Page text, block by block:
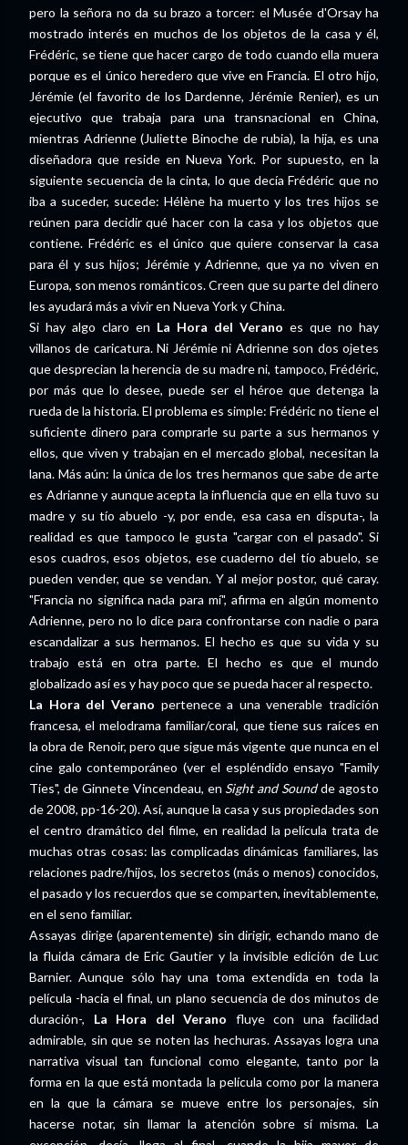
pero la señora no da su brazo a torcer: el Musée d'Orsay ha
mostrado interés en muchos de los objetos de la casa y él,
Frédéric, se tiene que hacer cargo de todo cuando ella muera
porque es el único heredero que vive en Francia. El otro hijo,
Jérémie (el favorito de los Dardenne, Jérémie Renier), es un
ejecutivo que trabaja para una transnacional en China,
mientras Adrienne (Juliette Binoche de rubia), la hija, es una
diseñadora que reside en Nueva York. Por supuesto, en la
siguiente secuencia de la cinta, lo que decía Frédéric que no
iba a suceder, sucede: Hélène ha muerto y los tres hijos se
reúnen para decidir qué hacer con la casa y los objetos que
contiene. Frédéric es el único que quiere conservar la casa
para él y sus hijos; Jérémie y Adrienne, que ya no viven en
Europa, son menos románticos. Creen que su parte del dinero
les ayudará más a vivir en Nueva York y China.
Si hay algo claro en La Hora del Verano es que no hay
villanos de caricatura. Ni Jérémie ni Adrienne son dos ojetes
que desprecian la herencia de su madre ni, tampoco, Frédéric,
por más que lo desee, puede ser el héroe que detenga la
rueda de la historia. El problema es simple: Frédéric no tiene el
suficiente dinero para comprarle su parte a sus hermanos y
ellos, que viven y trabajan en el mercado global, necesitan la
lana. Más aún: la única de los tres hermanos que sabe de arte
es Adrianne y aunque acepta la influencia que en ella tuvo su
madre y su tío abuelo -y, por ende, esa casa en disputa-, la
realidad es que tampoco le gusta "cargar con el pasado". Si
esos cuadros, esos objetos, ese cuaderno del tío abuelo, se
pueden vender, que se vendan. Y al mejor postor, qué caray.
"Francia no significa nada para mí", afirma en algún momento
Adrienne, pero no lo dice para confrontarse con nadie o para
escandalizar a sus hermanos. El hecho es que su vida y su
trabajo está en otra parte. El hecho es que el mundo
globalizado así es y hay poco que se pueda hacer al respecto.
La Hora del Verano pertenece a una venerable tradición
francesa, el melodrama familiar/coral, que tiene sus raíces en
la obra de Renoir, pero que sigue más vigente que nunca en el
cine galo contemporáneo (ver el espléndido ensayo "Family
Ties", de Ginnete Vincendeau, en Sight and Soundde agosto
de 2008, pp-16-20). Así, aunque la casa y sus propiedades son
el centro dramático del filme, en realidad la película trata de
muchas otras cosas: las complicadas dinámicas familiares, las
relaciones padre/hijos, los secretos (más o menos) conocidos,
el pasado y los recuerdos que se comparten, inevitablemente,
en el seno familiar.
Assayas dirige (aparentemente) sin dirigir, echando mano de
la fluida cámara de Eric Gautier y la invisible edición de Luc
Barnier. Aunque sólo hay una toma extendida en toda la
película -hacia el final, un plano secuencia de dos minutos de
duración-, La Hora del Verano fluye con una facilidad
admirable, sin que se noten las hechuras. Assayas logra una
narrativa visual tan funcional como elegante, tanto por la
forma en la que está montada la película como por la manera
en la que la cámara se mueve entre los personajes, sin
hacerse notar, sin llamar la atención sobre sí misma. La